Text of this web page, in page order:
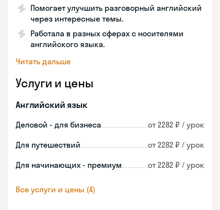
Помогает улучшить разговорный английский
через интересные темы.
Работала в разных сферах с носителями
английского языка.
Читать дальше
Услуги и цены
Английский язык
Деловой - для бизнеса от 2282 ₽ / урок
Для путешествий от 2282 ₽ / урок
Для начинающих - премиум от 2282 ₽ / урок
Все услуги и цены (4)